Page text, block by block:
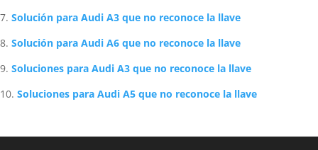
Solución para Audi A3 que no reconoce la llave
Solución para Audi A6 que no reconoce la llave
Soluciones para Audi A3 que no reconoce la llave
Soluciones para Audi A5 que no reconoce la llave